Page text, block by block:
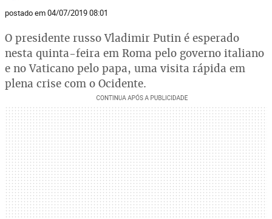
postado em 04/07/2019 08:01
O presidente russo Vladimir Putin é esperado
nesta quinta-feira em Roma pelo governo italiano
e no Vaticano pelo papa, uma visita rápida em
plena crise com o Ocidente.